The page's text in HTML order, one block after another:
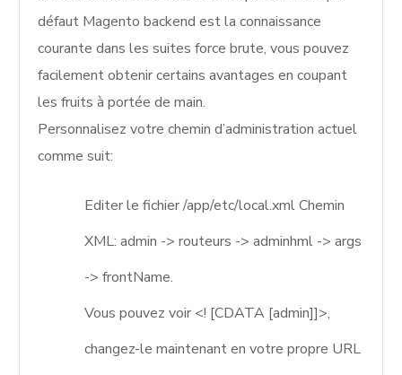
défaut Magento backend est la connaissance
courante dans les suites force brute, vous pouvez
facilement obtenir certains avantages en coupant
les fruits à portée de main.
Personnalisez votre chemin d’administration actuel
comme suit:
Editer le fichier /app/etc/local.xml Chemin
XML: admin -> routeurs -> adminhml -> args
-> frontName.
Vous pouvez voir <! [CDATA [admin]]>,
changez-le maintenant en votre propre URL